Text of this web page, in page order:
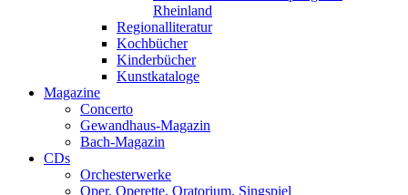
Rheinland
Regionalliteratur
Kochbücher
Kinderbücher
Kunstkataloge
Magazine
Concerto
Gewandhaus-Magazin
Bach-Magazin
CDs
Orchesterwerke
Oper, Operette, Oratorium, Singspiel